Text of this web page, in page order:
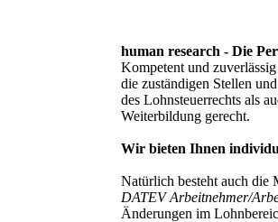
human research - Die
Kompetent und
die zuständigen Stellen
des Lohnsteuerrechts als
Weiterbildung gerecht.
Wir bieten Ihnen
Natürlich besteht auch die
DATEV Arbeitnehmer/
Änderungen im